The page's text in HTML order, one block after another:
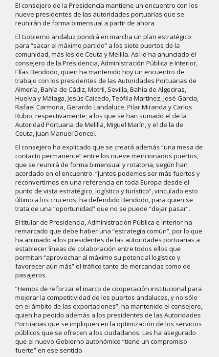
El consejero de la Presidencia mantiene un encuentro con los
nueve presidentes de las autoridades portuarias que se
reunirán de forma bimensual a partir de ahora
El Gobierno andaluz pondrá en marcha un plan estratégico
para “sacar el máximo partido” a los siete puertos de la
comunidad, más los de Ceuta y Melilla. Así lo ha anunciado el
consejero de la Presidencia, Administración Pública e Interior,
Elías Bendodo, quien ha mantenido hoy un encuentro de
trabajo con los presidentes de las Autoridades Portuarias de
Almería, Bahía de Cádiz, Motril, Sevilla, Bahía de Algeciras,
Huelva y Málaga, Jesús Caicedo, Teófila Martínez, José García,
Rafael Carmona, Gerardo Landaluce, Pilar Miranda y Carlos
Rubio, respectivamente; a los que se han sumado el de la
Autoridad Portuaria de Melilla, Miguel Marín, y el de la de
Ceuta, Juan Manuel Doncel.
El consejero ha explicado que se creará además “una mesa de
contacto permanente” entre los nueve mencionados puertos,
que se reunirá de forma bimensual y rotatoria, según han
acordado en el encuentro. “Juntos podemos ser más fuertes y
reconvertirnos en una referencia en toda Europa desde el
punto de vista estratégico, logístico y turístico”, vinculado esto
último a los cruceros, ha defendido Bendodo, para quien se
trata de una “oportunidad” que no se puede “dejar pasar”.
El titular de Presidencia, Administración Pública e Interior ha
remarcado que debe haber una “estrategia común”, por lo que
ha animado a los presidentes de las autoridades portuarias a
establecer líneas de colaboración entre todos ellos que
permitan “aprovechar al máximo su potencial logístico y
favorecer aún más” el tráfico tanto de mercancías como de
pasajeros.
“Hemos de reforzar el marco de cooperación institucional para
mejorar la competitividad de los puertos andaluces, y no sólo
en el ámbito de las exportaciones”, ha mantenido el consejero,
quien ha pedido además a los presidentes de las Autoridades
Portuarias que se impliquen en la optimización de los servicios
públicos que se ofrecen a los ciudadanos. Les ha asegurado
que el nuevo Gobierno autonómico “tiene un compromiso
fuerte” en ese sentido.